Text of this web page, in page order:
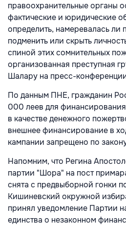
правоохранительные органы
фактические и юридические
определить, намеревалась ли
подменить или скрыть
спиной этих сомнительных
организованная преступная
Шалару на пресс-
По данным ПНЕ, гражданин
000 леев для
в качестве денежного
внешнее финансирование в
кампании запрещено по
Напомним, что Регина
партии "Шора" на пост
снята с предвыборной гонки
Кишиневский окружной
принял уведомление Партии
единства о незаконном